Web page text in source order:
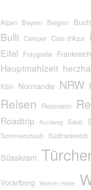
Alpen Bayern Belgien
Bulli Camper Cote d'Azur
Eifel Fotografie Frankreich
Hauptmahlzeit
Köln Normandie NRW
Reisen Rezension
Roadtrip Rundweg Salat
Sommerurlaub Südfrankreich
Süsskram
Vorarlberg Wahner-Heide